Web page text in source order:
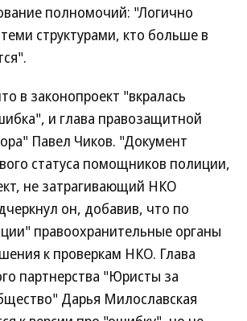
полномочий: "Логично
структурами, кто больше в
в законопроект "вкралась
и глава правозащитной
Павел Чиков. "Документ
статуса помощников полиции,
не затрагивающий НКО
он, добавив, что по
правоохранительные органы
к проверкам НКО. Глава
партнерства "Юристы за
Дарья Милославская